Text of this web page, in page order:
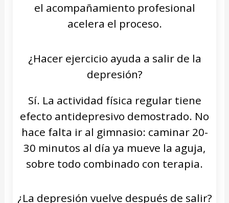
el acompañamiento profesional
acelera el proceso.
¿Hacer ejercicio ayuda a salir de la
depresión?
Sí. La actividad física regular tiene
efecto antidepresivo demostrado. No
hace falta ir al gimnasio: caminar 20-
30 minutos al día ya mueve la aguja,
sobre todo combinado con terapia.
¿La depresión vuelve después de salir?